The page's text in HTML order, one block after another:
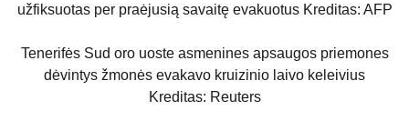
užfiksuotas per praėjusią savaitę evakuotus Kreditas: AFP
Tenerifės Sud oro uoste asmenines apsaugos priemones
dėvintys žmonės evakavo kruizinio laivo keleivius
Kreditas: Reuters